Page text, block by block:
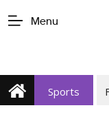
Menu
Sports